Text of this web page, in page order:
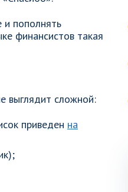
пополнять
финансистов такая
выглядит сложной:
приведен на